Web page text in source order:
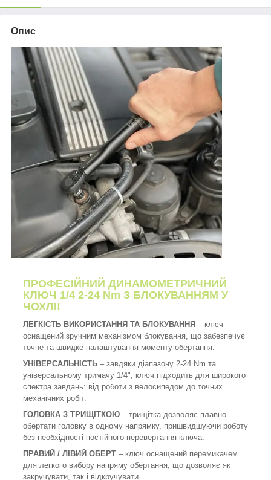
Опис
ПРОФЕСІЙНИЙ ДИНАМОМЕТРИЧНИЙ
КЛЮЧ 1/4 2-24 Nm З БЛОКУВАННЯМ У
ЧОХЛІ!
ЛЕГКІСТЬ ВИКОРИСТАННЯ ТА БЛОКУВАННЯ – ключ
оснащений зручним механізмом блокування, що забезпечує
точне та швидке налаштування моменту обертання.
УНІВЕРСАЛЬНІСТЬ – завдяки діапазону 2-24 Nm та
універсальному тримачу 1/4", ключ підходить для широкого
спектра завдань: від роботи з велосипедом до точних
механічних робіт.
ГОЛОВКА З ТРИЩІТКОЮ – трищітка дозволяє плавно
обертати головку в одному напрямку, пришвидшуючи роботу
без необхідності постійного перевертання ключа.
ПРАВИЙ / ЛІВИЙ ОБЕРТ – ключ оснащений перемикачем
для легкого вибору напряму обертання, що дозволяє як
закручувати, так і відкручувати.